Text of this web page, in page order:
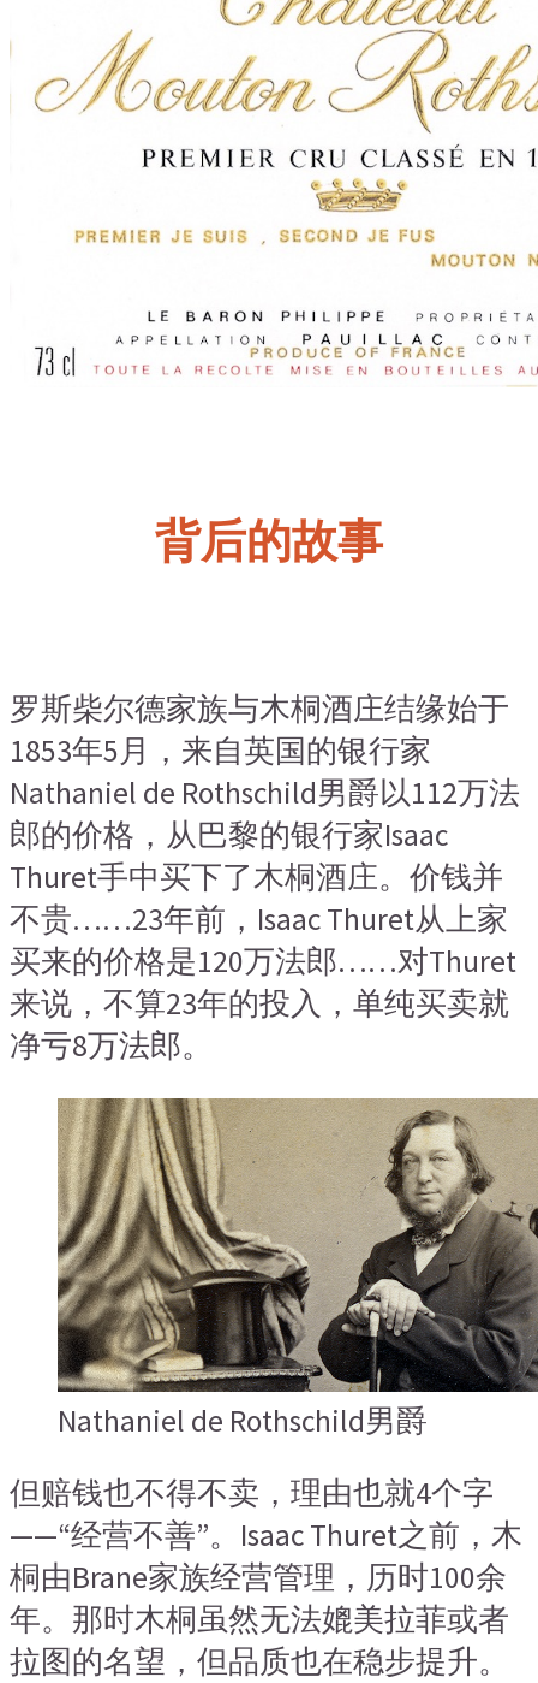
背后的故事
罗斯柴尔德家族与木桐酒庄结缘始于
1853年5月，来自英国的银行家
Nathaniel de Rothschild男爵以112万法
郎的价格，从巴黎的银行家Isaac
Thuret手中买下了木桐酒庄。价钱并
不贵……23年前，Isaac Thuret从上家
买来的价格是120万法郎……对Thuret
来说，不算23年的投入，单纯买卖就
净亏8万法郎。
Nathaniel de Rothschild男爵
但赔钱也不得不卖，理由也就4个字
——“经营不善”。Isaac Thuret之前，木
桐由Brane家族经营管理，历时100余
年。那时木桐虽然无法媲美拉菲或者
拉图的名望，但品质也在稳步提升。